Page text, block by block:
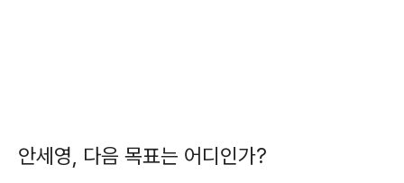
안세영, 다음 목표는 어디인가?